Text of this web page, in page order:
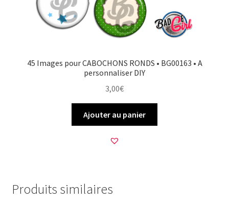
45 Images pour CABOCHONS RONDS • BG00163 • A
personnaliser DIY
3,00€
Ajouter au panier
Produits similaires